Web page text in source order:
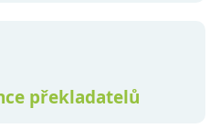
překladatelů